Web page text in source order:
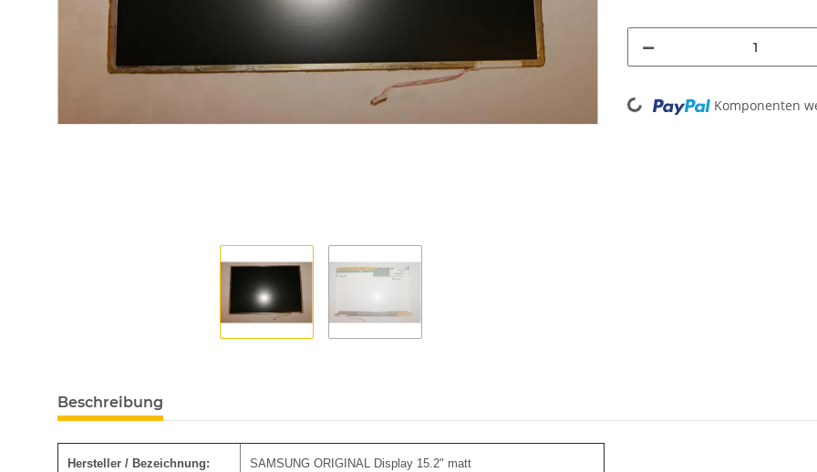
Loading... Komponenten
Beschreibung
Hersteller / Bezeichnung: SAMSUNG ORIGINAL Display 15.2" matt